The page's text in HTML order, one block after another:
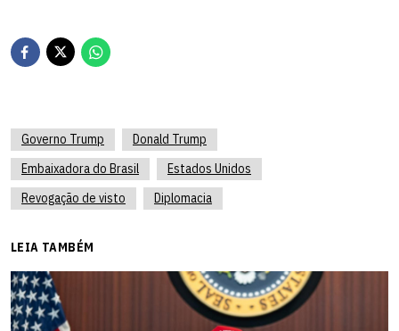
Governo Trump
Donald Trump
Embaixadora do Brasil
Estados Unidos
Revogação de visto
Diplomacia
LEIA TAMBÉM